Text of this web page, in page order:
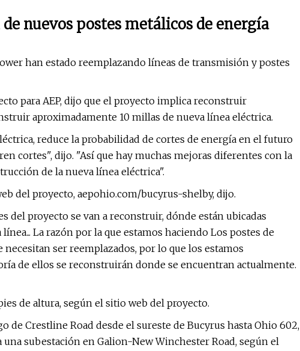
nuevos postes metálicos de energía
han estado reemplazando líneas de transmisión y postes
para AEP, dijo que el proyecto implica reconstruir
aproximadamente 10 millas de nueva línea eléctrica.
reduce la probabilidad de cortes de energía en el futuro
cortes", dijo. "Así que hay muchas mejoras diferentes con la
de la nueva línea eléctrica".
del proyecto, aepohio.com/bucyrus-shelby, dijo.
del proyecto se van a reconstruir, dónde están ubicadas
La razón por la que estamos haciendo Los postes de
necesitan ser reemplazados, por lo que los estamos
de ellos se reconstruirán donde se encuentran actualmente.
de altura, según el sitio web del proyecto.
de Crestline Road desde el sureste de Bucyrus hasta Ohio 602,
subestación en Galion-New Winchester Road, según el